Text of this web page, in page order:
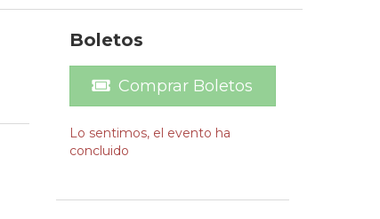
Boletos
Comprar Boletos
Lo sentimos, el evento ha
concluido